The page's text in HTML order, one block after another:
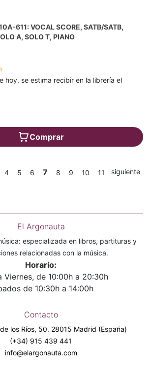
611: VOCAL SCORE, SATB/SATB,
A, SOLO T, PIANO
hoy, se estima recibir en la librería el
Comprar
4 5 6 7 8 9 10
11
siguiente
El Argonauta
especializada en libros, partituras y
relacionadas con la música.
Horario:
Viernes, de 10:00h a 20:30h
de 10:30h a 14:00h
Contacto
los Ríos, 50. 28015 Madrid (España)
(+34) 915 439 441
info@elargonauta.com